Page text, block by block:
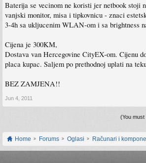
Baterija se vecinom ne koristi jer netbook stoji
vanjski monitor, misa i tipkovnicu - znaci
3-4h sa ukljucenim WLAN-om i sa brightness
Cijena je 300KM,
Dostava van Hercegovine CityEX-om. Cijenu
placa kupac. Saljem po prethodnoj uplati na
BEZ ZAMJENA!!
Jun 4, 2011
(You must
Home Forums Oglasi Računari i